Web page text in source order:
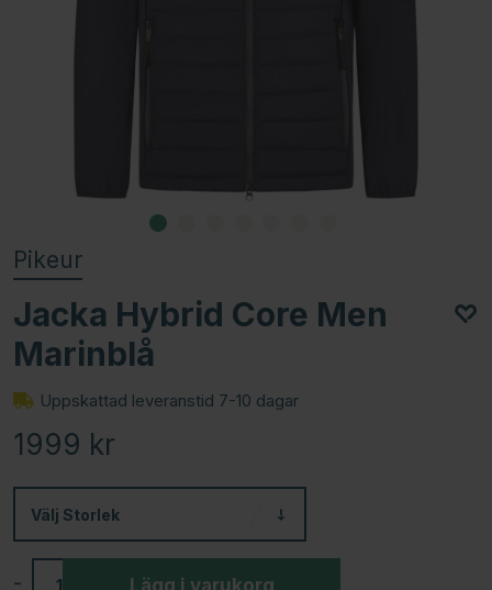
Pikeur
Jacka Hybrid Core Men
Marinblå
Uppskattad leveranstid 7-10 dagar
1999 kr
Välj Storlek
- Lägg i varukorg